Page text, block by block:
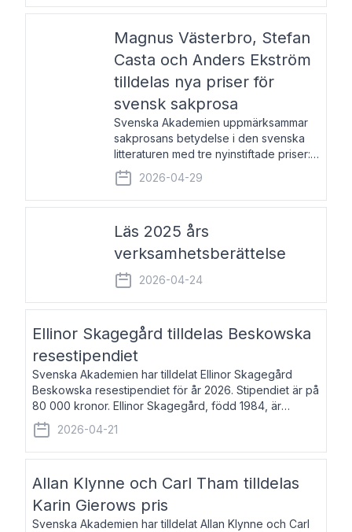
Magnus Västerbro, Stefan
Casta och Anders Ekström
tilldelas nya priser för
svensk sakprosa
Svenska Akademien uppmärksammar
sakprosans betydelse i den svenska
litteraturen med tre nyinstiftade priser:
Svenska Akademiens pris till
framstående författare av svensk
sakprosa som i år går till Magnus
2026-04-29
Läs 2025 års
verksamhetsberättelse
2026-04-24
Ellinor Skagegård tilldelas Beskowska
resestipendiet
Svenska Akademien har tilldelat Ellinor Skagegård
Beskowska resestipendiet för år 2026. Stipendiet är på
80 000 kronor. Ellinor Skagegård, född 1984, är
författare, journalist och musiker. Hon skriver
återkommande för Svenska Dagbladet, Ups
2026-04-21
Allan Klynne och Carl Tham tilldelas
Karin Gierows pris
Svenska Akademien har tilldelat Allan Klynne och Carl